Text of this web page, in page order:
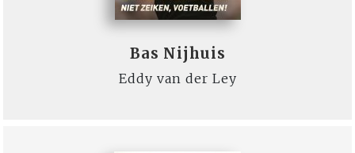
Bas Nijhuis
Eddy van der Ley